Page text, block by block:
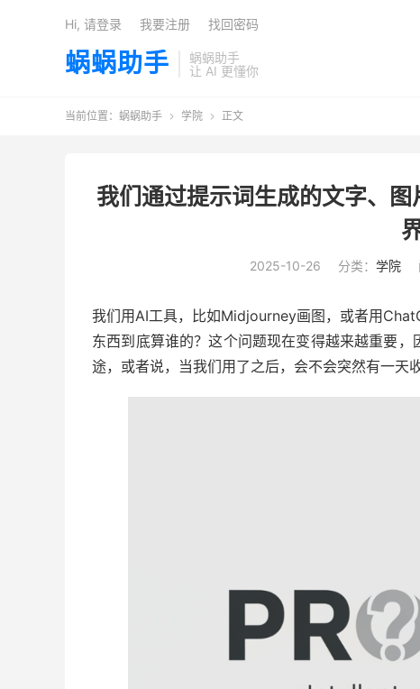
蜗蜗助手
蜗蜗助手
让 AI 更懂你
Hi, 请登录 我要注册 找回密码
当前位置： 蜗蜗助手  学院  正文
我们通过提示词生成的文字、
2025-10-26 分类： 学院
我们用AI工具，比如Midjourney画图，或者用
东西到底算谁的？这个问题现在变得越来越重要
途，或者说，当我们用了之后，会不会突然有一天